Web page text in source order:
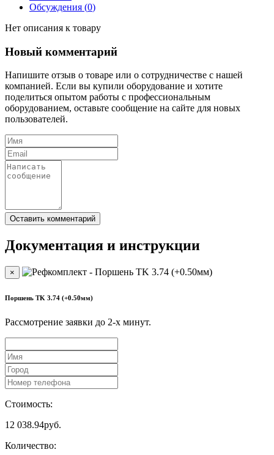
Обсуждения (0)
Нет описания к товару
Новый комментарий
Напишите отзыв о товаре или о сотрудничестве с нашей
компанией. Если вы купили оборудование и хотите
поделиться опытом работы с профессиональным
оборудованием, оставьте сообщение на сайте для новых
пользователей.
Документация и инструкции
×
Поршень TK 3.74 (+0.50мм)
Рассмотрение заявки до 2-x минут.
Стоимость:
12 038.94руб.
Количество: